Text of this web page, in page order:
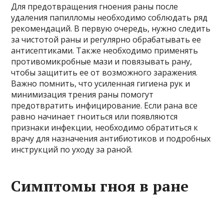
Для предотвращения гноения раны после
удаления папилломы необходимо соблюдать ряд
рекомендаций. В первую очередь, нужно следить
за чистотой раны и регулярно обрабатывать ее
антисептиками. Также необходимо применять
противомикробные мази и повязывать рану,
чтобы защитить ее от возможного заражения.
Важно помнить, что усиленная гигиена рук и
минимизация трения раны помогут
предотвратить инфицирование. Если рана все
равно начинает гноиться или появляются
признаки инфекции, необходимо обратиться к
врачу для назначения антибиотиков и подробных
инструкций по уходу за раной.
Симптомы гноя в ране